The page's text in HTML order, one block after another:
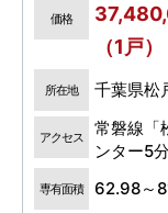
価格
（1戸）
所在地 千葉県松
アクセス
常磐線「
ンター5
専有面積 62.98～